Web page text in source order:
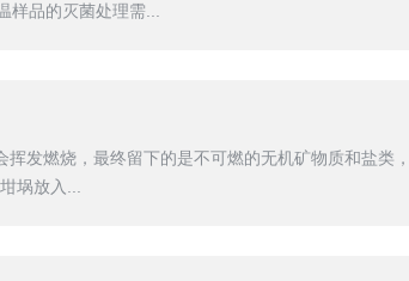
品的灭菌处理需...
发燃烧，最终留下的是不可燃的无机矿物质和盐类
埚放入...